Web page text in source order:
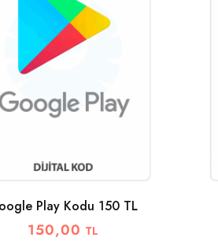
Play Kodu 150 TL
150,00TL